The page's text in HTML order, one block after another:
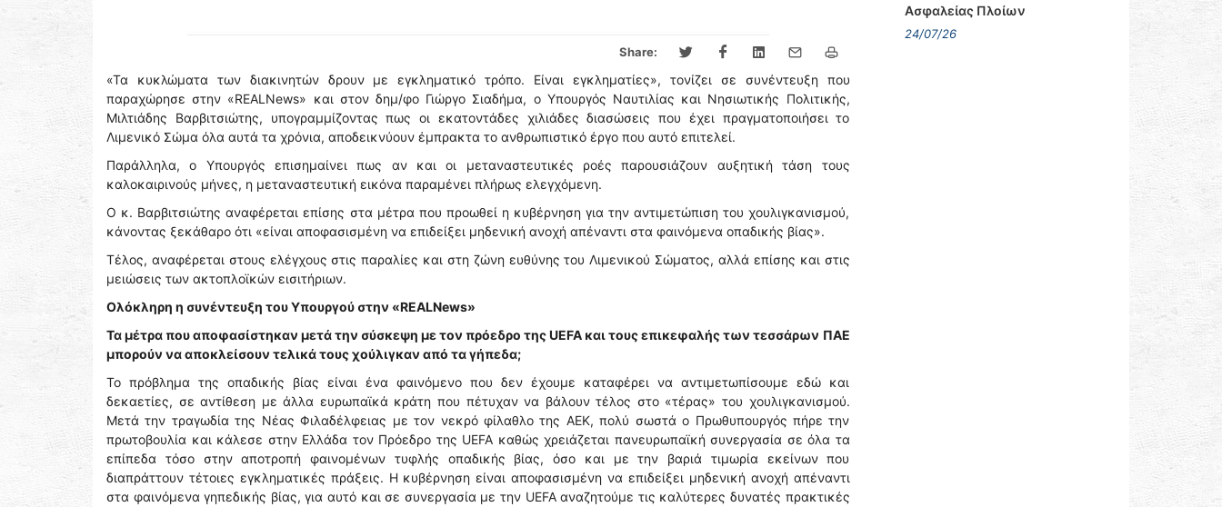
Share:
«Τα κυκλώματα των διακινητών δρουν με εγκληματικό τρόπο. Είναι εγκληματίες», τονίζει σε συνέντευξη που
παραχώρησε στην «REALNews» και στον δημ/φο Γιώργο Σιαδήμα, ο Υπουργός Ναυτιλίας και Νησιωτικής Πολιτικής,
Μιλτιάδης Βαρβιτσιώτης, υπογραμμίζοντας πως οι εκατοντάδες χιλιάδες διασώσεις που έχει πραγματοποιήσει το
Λιμενικό Σώμα όλα αυτά τα χρόνια, αποδεικνύουν έμπρακτα το ανθρωπιστικό έργο που αυτό επιτελεί.
Παράλληλα, ο Υπουργός επισημαίνει πως αν και οι μεταναστευτικές ροές παρουσιάζουν αυξητική τάση τους
καλοκαιρινούς μήνες, η μεταναστευτική εικόνα παραμένει πλήρως ελεγχόμενη.
Ο κ. Βαρβιτσιώτης αναφέρεται επίσης στα μέτρα που προωθεί η κυβέρνηση για την αντιμετώπιση του χουλιγκανισμού,
κάνοντας ξεκάθαρο ότι «είναι αποφασισμένη να επιδείξει μηδενική ανοχή απέναντι στα φαινόμενα οπαδικής βίας».
Τέλος, αναφέρεται στους ελέγχους στις παραλίες και στη ζώνη ευθύνης του Λιμενικού Σώματος, αλλά επίσης και στις
μειώσεις των ακτοπλοϊκών εισιτήριων.
Ολόκληρη η συνέντευξη του Υπουργού στην «REALNews»
Τα μέτρα που αποφασίστηκαν μετά την σύσκεψη με τον πρόεδρο της UEFA και τους επικεφαλής των τεσσάρων ΠΑΕ
μπορούν να αποκλείσουν τελικά τους χούλιγκαν από τα γήπεδα;
Το πρόβλημα της οπαδικής βίας είναι ένα φαινόμενο που δεν έχουμε καταφέρει να αντιμετωπίσουμε εδώ και
δεκαετίες, σε αντίθεση με άλλα ευρωπαϊκά κράτη που πέτυχαν να βάλουν τέλος στο «τέρας» του χουλιγκανισμού.
Μετά την τραγωδία της Νέας Φιλαδέλφειας με τον νεκρό φίλαθλο της ΑΕΚ, πολύ σωστά ο Πρωθυπουργός πήρε την
πρωτοβουλία και κάλεσε στην Ελλάδα τον Πρόεδρο της UEFA καθώς χρειάζεται πανευρωπαϊκή συνεργασία σε όλα τα
επίπεδα τόσο στην αποτροπή φαινομένων τυφλής οπαδικής βίας, όσο και με την βαριά τιμωρία εκείνων που
διαπράττουν τέτοιες εγκληματικές πράξεις. Η κυβέρνηση είναι αποφασισμένη να επιδείξει μηδενική ανοχή απέναντι
στα φαινόμενα γηπεδικής βίας, για αυτό και σε συνεργασία με την UEFA αναζητούμε τις καλύτερες δυνατές πρακτικές
Ασφαλείας Πλοίων
24/07/26